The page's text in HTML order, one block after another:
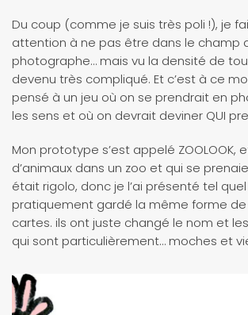
Du coup (comme je suis très poli !), je
attention à ne pas être dans le champ
photographe… mais vu la densité de
devenu très compliqué. Et c’est à ce
pensé à un jeu où on se prendrait en
les sens et où on devrait deviner QUI
Mon prototype s’est appelé ZOOLOOK,
d’animaux dans un zoo et qui se
était rigolo, donc je l’ai présenté tel
pratiquement gardé la même forme
cartes. ils ont juste changé le nom et
qui sont particulièrement… moches et